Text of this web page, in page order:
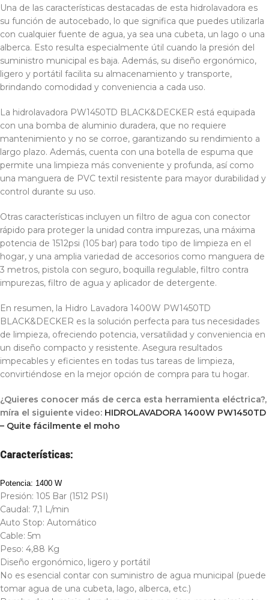
Una de las características destacadas de esta hidrolavadora es
su función de autocebado, lo que significa que puedes utilizarla
con cualquier fuente de agua, ya sea una cubeta, un lago o una
alberca. Esto resulta especialmente útil cuando la presión del
suministro municipal es baja. Además, su diseño ergonómico,
ligero y portátil facilita su almacenamiento y transporte,
brindando comodidad y conveniencia a cada uso.
La hidrolavadora PW1450TD BLACK&DECKER está equipada
con una bomba de aluminio duradera, que no requiere
mantenimiento y no se corroe, garantizando su rendimiento a
largo plazo. Además, cuenta con una botella de espuma que
permite una limpieza más conveniente y profunda, así como
una manguera de PVC textil resistente para mayor durabilidad y
control durante su uso.
Otras características incluyen un filtro de agua con conector
rápido para proteger la unidad contra impurezas, una máxima
potencia de 1512psi (105 bar) para todo tipo de limpieza en el
hogar, y una amplia variedad de accesorios como manguera de
3 metros, pistola con seguro, boquilla regulable, filtro contra
impurezas, filtro de agua y aplicador de detergente.
En resumen, la Hidro Lavadora 1400W PW1450TD
BLACK&DECKER es la solución perfecta para tus necesidades
de limpieza, ofreciendo potencia, versatilidad y conveniencia en
un diseño compacto y resistente. Asegura resultados
impecables y eficientes en todas tus tareas de limpieza,
convirtiéndose en la mejor opción de compra para tu hogar.
¿Quieres conocer más de cerca esta herramienta eléctrica?,
míra el siguiente video: HIDROLAVADORA 1400W PW1450TD
– Quite fácilmente el moho
Características:
Potencia: 1400 W
Presión: 105 Bar (1512 PSI)
Caudal: 7,1 L/min
Auto Stop: Automático
Cable: 5m
Peso: 4,88 Kg
Diseño ergonómico, ligero y portátil
No es esencial contar con suministro de agua municipal (puede
tomar agua de una cubeta, lago, alberca, etc.)